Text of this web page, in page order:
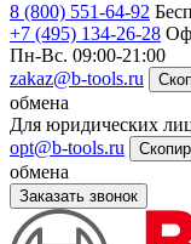
8 (800) 551-64-92
+7 (495) 134-26-28
Пн-Вс. 09:00-21:00
zakaz@b-tools.ru
обмена
Для юридических
opt@b-tools.ru
обмена
Заказать звонок